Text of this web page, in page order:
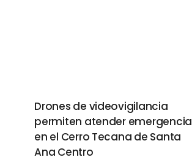
Drones de videovigilancia
permiten atender emergencia
en el Cerro Tecana de Santa
Ana Centro